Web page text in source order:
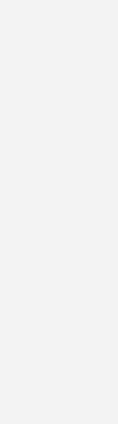
Zudem
durch eine
der Ersatzteile
erfolgt
Um die
garantieren,
EGR das
eingeführt. Die
zur
Schritt auf
Alltag der